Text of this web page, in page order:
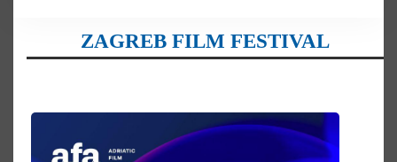
ZAGREB FILM FESTIVAL